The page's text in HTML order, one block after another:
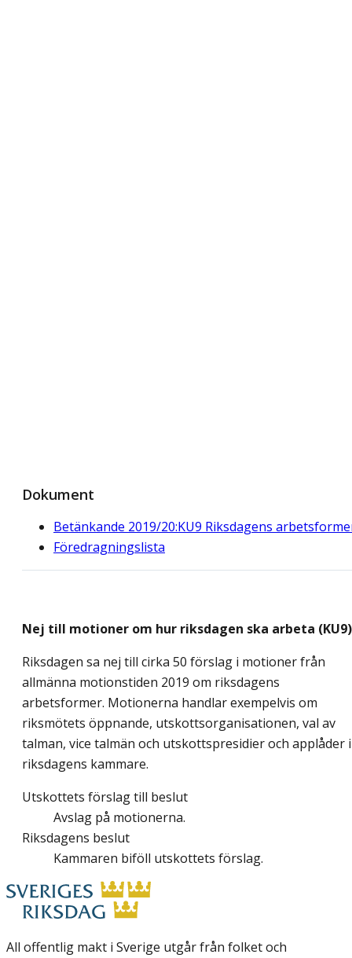
Dokument
Betänkande 2019/20:KU9 Riksdagens
Föredragningslista
Nej till motioner om hur riksdagen ska arbeta (KU9)
Riksdagen sa nej till cirka 50 förslag i motioner från
allmänna motionstiden 2019 om riksdagens
arbetsformer. Motionerna handlar exempelvis om
riksmötets öppnande, utskottsorganisationen, val av
talman, vice talmän och utskottspresidier och applåder i
riksdagens kammare.
Utskottets förslag till beslut
Avslag på motionerna.
Riksdagens beslut
Kammaren biföll utskottets förslag.
All offentlig makt i Sverige utgår från folket och